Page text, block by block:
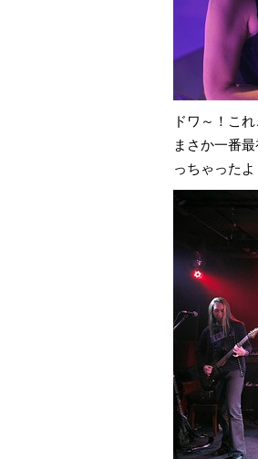
ドワ～！こ
まさか一番
っちゃった